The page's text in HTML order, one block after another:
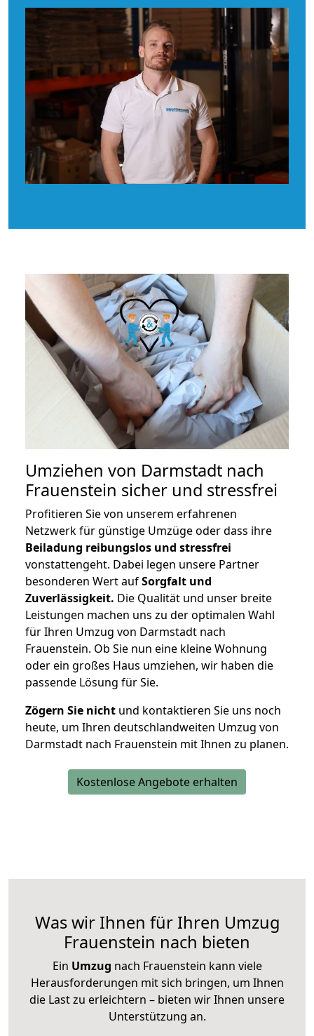
Umziehen von Darmstadt nach
Frauenstein sicher und stressfrei
Profitieren Sie von unserem erfahrenen
Netzwerk für günstige Umzüge oder dass ihre
Beiladung reibungslos und stressfrei
vonstattengeht. Dabei legen unsere Partner
besonderen Wert aufSorgfalt und
Zuverlässigkeit. Die Qualität und unser breite
Leistungen machen uns zu der optimalen Wahl
für Ihren Umzug von Darmstadt nach
Frauenstein. Ob Sie nun eine kleine Wohnung
oder ein großes Haus umziehen, wir haben die
passende Lösung für Sie.
Zögern Sie nicht und kontaktieren Sie uns noch
heute, um Ihren deutschlandweiten Umzug von
Darmstadt nach Frauenstein mit Ihnen zu planen.
Kostenlose Angebote erhalten
Was wir Ihnen für Ihren Umzug
Frauenstein nach bieten
Ein Umzug nach Frauenstein kann viele
Herausforderungen mit sich bringen, um Ihnen
die Last zu erleichtern – bieten wir Ihnen unsere
Unterstützung an.